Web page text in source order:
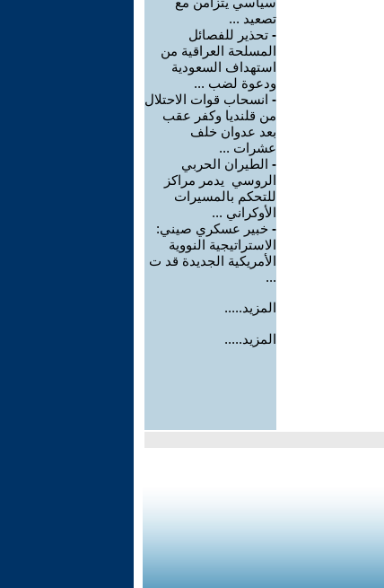
تصعيد ...
- تحذير للفصائل
المسلحة العراقية من
استهداف السعودية
ودعوة لضب ...
- انسحاب قوات الاحتلال
من قلنديا وكفر عقب
بعد عدوان خلف
عشرات ...
- الطيران الحربي
الروسي يدمر مراكز
للتحكم بالمسيرات
الأوكراني ...
- خبير عسكري صيني:
الاستراتيجية النووية
الأمريكية الجديدة قد ت
...
المزيد.....
المزيد.....